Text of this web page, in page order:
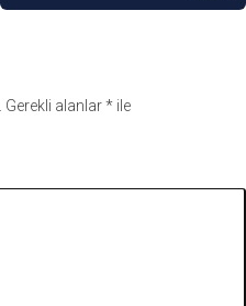
Gerekli alanlar* ile